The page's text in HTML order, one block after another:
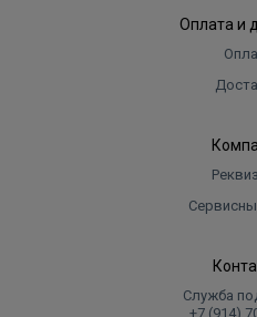
Оплата и
Служба
+7 (914)